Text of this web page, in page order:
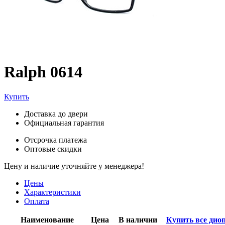
Ralph 0614
Купить
Доставка до двери
Официальная гарантия
Отсрочка платежа
Оптовые скидки
Цену и наличие уточняйте у менеджера!
Цены
Характеристики
Оплата
Наименование Цена В наличии
Купить все